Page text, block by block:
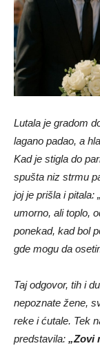
Lutala je gradom
lagano padao, a
Kad je stigla do
spušta niz strmu
joj je prišla i pitala:
umorno, ali toplo,
ponekad, kad bol
gde mogu da
Taj odgovor, tih i
nepoznate žene,
reke i ćutale. Tek
predstavila: „Zovi